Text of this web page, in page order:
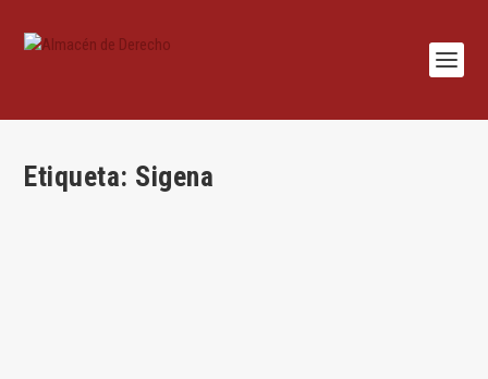
Etiqueta: Sigena